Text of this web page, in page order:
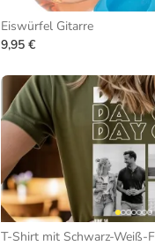
Eiswürfel Gitarre
9,95 €